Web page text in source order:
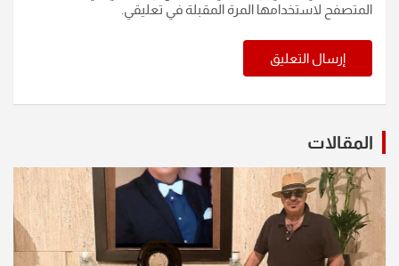
المتصفح لاستخدامها المرة المقبلة في تعليقي.
المقالات